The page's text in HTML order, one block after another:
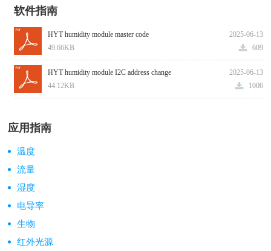
软件指南
2025-06-13
HYT humidity module master code
609
49.66KB
2025-06-13
HYT humidity module I2C address change
1006
44.12KB
应用指南
温度
流量
湿度
电导率
生物
红外光源